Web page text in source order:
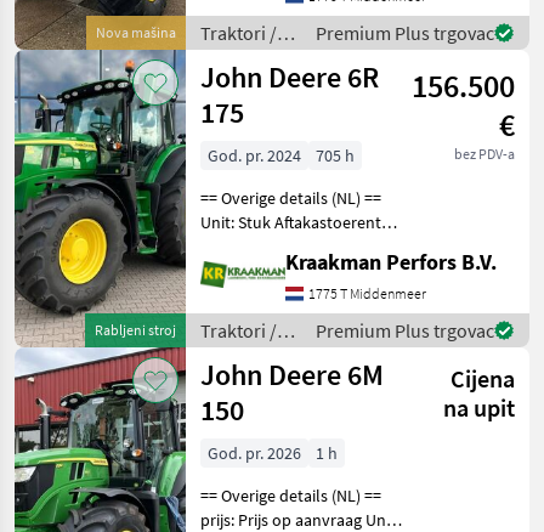
Nova mašina
Aftakastoerental achter:
540 + 540E + 1000 Hy
Traktori /
John Deere
Premium Plus trgovac
Rabljeni stroj
John Deere 6R
175
156.500
€
bez PDV-a
God. pr. 2024
705 h
== Overige details (NL) ==
Unit: Stuk Aftakastoerental
Standardni traktori (traktori
točkaši)
Kraakman Perfors B.V.
1775 T Middenmeer
Traktori /
John Deere
Premium Plus trgovac
John Deere 6M
150
Cijena
na upit
God. pr. 2026
1 h
== Overige details (NL) ==
prijs: Prijs op aanvraag Unit: